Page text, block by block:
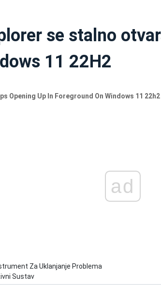
se stalno
11 22H2
Opening Up In Foreground On Windows 11 22h2
ad
Za Uklanjanje Problema
Sustav